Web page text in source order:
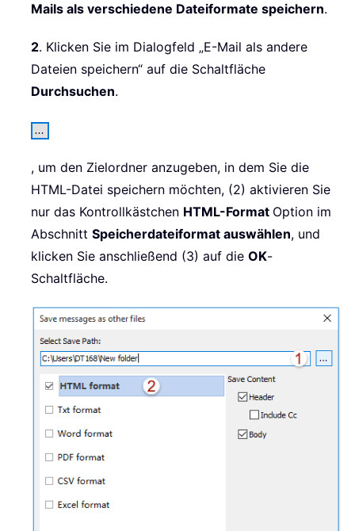
Mails als verschiedene Dateiformate speichern.
2. Klicken Sie im Dialogfeld „E-Mail als andere
Dateien speichern“ auf die Schaltfläche
Durchsuchen.
, um den Zielordner anzugeben, in dem Sie die
HTML-Datei speichern möchten, (2) aktivieren Sie
nur das Kontrollkästchen HTML-Format Option im
Abschnitt Speicherdateiformat auswählen, und
klicken Sie anschließend (3) auf die OK-
Schaltfläche.